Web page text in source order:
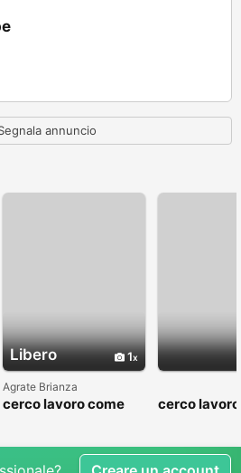
annuncio
Libero 1
Agrate Brianza
cerco lavoro come
cerco